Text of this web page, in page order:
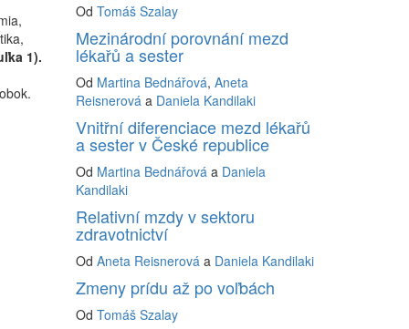
1).
OdTomáš Szalay
Mezinárodní porovnání mezd
lékařů a sester
Od Martina Bednářová,Aneta
Reisnerová a Daniela Kandilaki
Vnitřní diferenciace mezd lékařů
a sester v České republice
Od Martina Bednářová a Daniela
Kandilaki
Relativní mzdy v sektoru
zdravotnictví
OdAneta Reisnerová a Daniela Kandilaki
Zmeny prídu až po voľbách
OdTomáš Szalay